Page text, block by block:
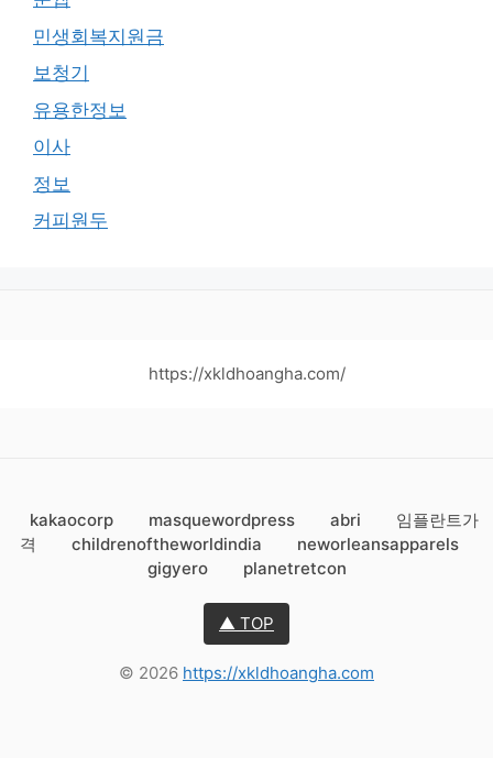
민생회복지원금
보청기
유용한정보
이사
정보
커피원두
https://xkldhoangha.com/
kakaocorp masquewordpress abri
임플란트가
격
childrenoftheworldindia
neworleansapparels
gigyero
planetretcon
▲ TOP
© 2026 https://xkldhoangha.com